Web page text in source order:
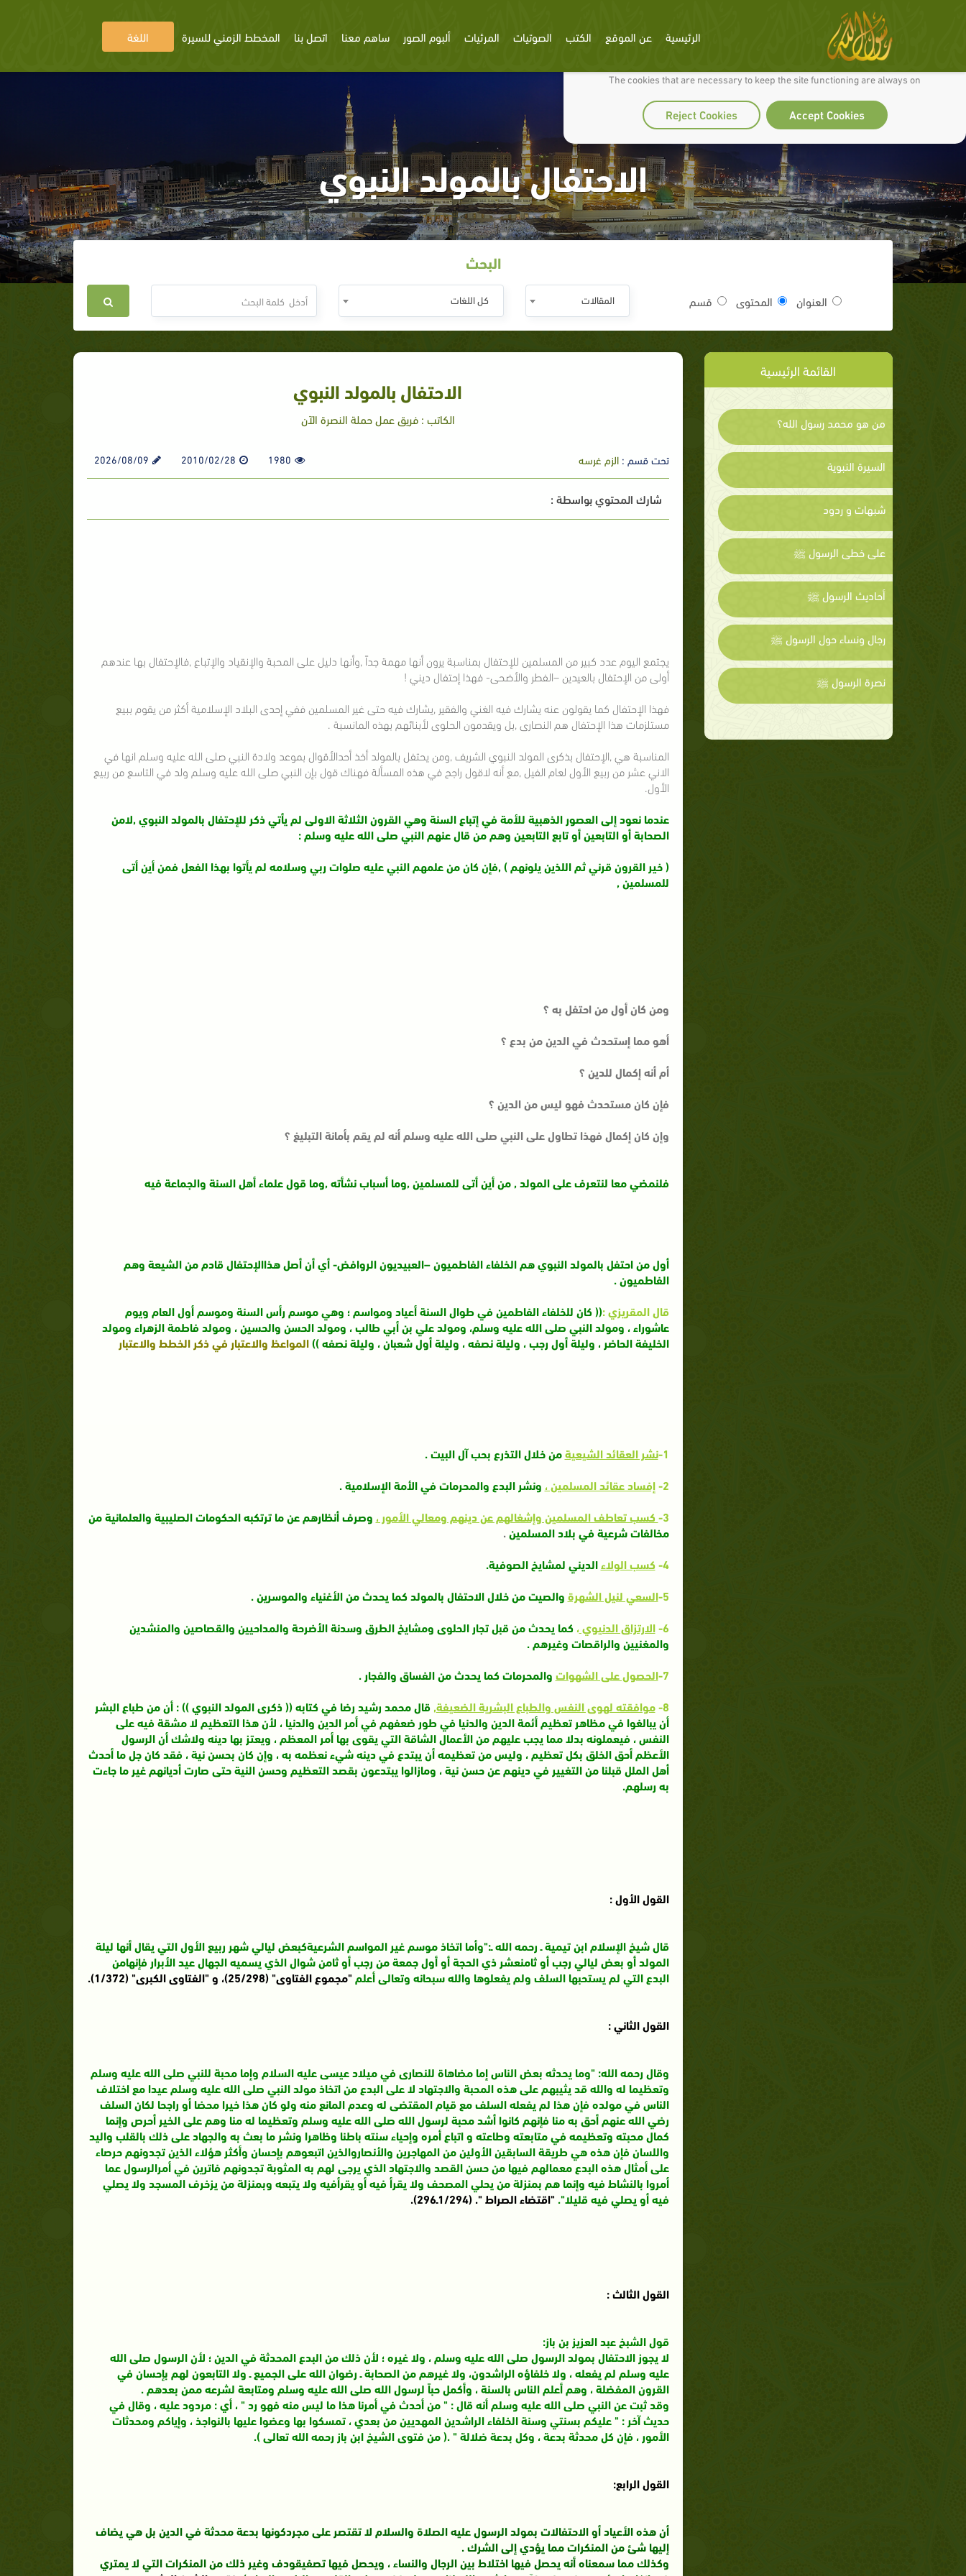
We use cookies to make our site work well for you and so we can continually improve it.
The cookies that are necessary to keep the site functioning are always on
Accept Cookies
Reject Cookies
الرئيسية عن الموقع الكتب الصوتيات المرئيات ألبوم الصور ساهم معنا اتصل بنا المخطط الزمني للسيرة اللغة
الاحتفال بالمولد النبوي
البحث
العنوان المحتوى قسم المقالات كل اللغات
القائمة الرئيسية
من هو محمد رسول الله؟
السيرة النبوية
شبهات و ردود
على خطى الرسول ﷺ
أحاديث الرسول ﷺ
رجال ونساء حول الرسول ﷺ
نصرة الرسول ﷺ
الاحتفال بالمولد النبوي
الكاتب : فريق عمل حملة النصرة الآن
تحت قسم :الزم غرسه 1980
2010/02/28
2026/08/09
شارك المحتوي بواسطة :
يجتمع اليوم عدد كبير من المسلمين للإحتفال بمناسبة يرون أنها مهمة جداً ,وأنها دليل على المحبة والإنقياد والإتباع ,فالإحتفال بها عندهم
أولى من الإحتفال بالعيدين –الفطر والأضحى- فهذا إحتفال ديني !
فهذا الإحتفال كما يقولون عنه يشارك فيه الغني والفقير ,يشارك فيه حتى غير المسلمين ففي إحدى البلاد الإسلامية أكثر من يقوم ببيع
مستلزمات هذا الإحتفال هم النصارى ,بل ويقدمون الحلوى لأبنائهم بهذه المانسبة .
المناسبة هي ,الإحتفال بذكرى المولد النبوي الشريف ,ومن يحتفل بالمولد أخذ أحدالأقوال بموعد ولادة النبي صلى الله عليه وسلم انها في
الاني عشر من ربيع الأول لعام الفيل ,مع أنه لاقول راجح في هذه المسألة فهناك قول بإن النبي صلى الله عليه وسلم ولد في التاسع من ربيع
الأول.
عندما نعود إلى العصور الذهبية للأمة في إتباع السنة وهي القرون الثلاثة الاولى لم يأتي ذكر للإحتفال بالمولد النبوي ,لامن
الصحابة أو التابعين أو تابع التابعين وهم من قال عنهم النبي صلى الله عليه وسلم :
( خير القرون قرني ثم اللذين يلونهم ) ,فإن كان من علمهم النبي عليه صلوات ربي وسلامه لم يأتوا بهذا الفعل فمن أين أتى
للمسلمين ,
ومن كان أول من احتفل به ؟
أهو مما إستحدث في الدين من بدع ؟
أم أنه إكمال للدين ؟
فإن كان مستحدث فهو ليس من الدين ؟
وإن كان إكمال فهذا تطاول على النبي صلى الله عليه وسلم أنه لم يقم بأمانة التبليغ ؟
فلنمضي معا لنتعرف على المولد , من أين أتى للمسلمين ,وما أسباب نشأته ,وما قول علماء أهل السنة والجماعة فيه
أول من احتفل بالمولد النبوي هم الخلفاء الفاطميون –العبيديون الروافض- أي أن أصل هذاالإحتفال قادم من الشيعة وهم
الفاطميون .
قال المقريزي :(( كان للخلفاء الفاطمين في طوال السنة أعياد ومواسم ؛ وهي موسم رأس السنة وموسم أول العام ويوم
عاشوراء ، ومولد النبي صلى الله عليه وسلم، ومولد علي بن أبي طالب ، ومولد الحسن والحسين ، ومولد فاطمة الزهراء ومولد
الخليفة الحاضر ، وليلة أول رجب ، وليلة نصفه ، وليلة أول شعبان ، وليلة نصفه ))المواعظ والاعتبار في ذكر الخطط والاعتبار
1- نشر العقائد الشيعيةمن خلال التذرع بحب آل البيت .
2- إفساد عقائد المسلمين ، ونشر البدع والمحرمات في الأمة الإسلامية .
3- كسب تعاطف المسلمين وإشغالهم عن دينهم ومعالي الأمور ، وصرف أنظارهم عن ما ترتكبه الحكومات الصليبية والعلمانية من
مخالفات شرعية في بلاد المسلمين.
4- كسب الولاءالديني لمشايخ الصوفية.
5- السعي لنيل الشهرة والصيت من خلال الاحتفال بالمولد كما يحدث من الأغنياء والموسرين .
6- الارتزاق الدنيوي ،كما يحدث من قبل تجار الحلوى ومشايخ الطرق وسدنة الأضرحة والمداحيين والقصاصين والمنشدين
والمغنيين والراقصات وغيرهم .
7- الحصول على الشهوات والمحرمات كما يحدث من الفساق والفجار .
8- موافقته لهوى النفس والطباع البشرية الضعيفة, قال محمد رشيد رضا في كتابه (( ذكرى المولد النبوي )) : أن من طباع البشر
أن يبالغوا في مظاهر تعظيم أئمة الدين والدنيا في طور ضعفهم في أمر الدين والدنيا ، لأن هذا التعظيم لا مشقة فيه على
النفس ، فيعملونه بدلا مما يجب عليهم من الأعمال الشاقة التي يقوى بها أمر المعظم ، ويعتز بها دينه ولاشك أن الرسول
الأعظم أحق الخلق بكل تعظيم ، وليس من تعظيمه أن يبتدع في دينه شيء نعظمه به ، وإن كان بحسن نية ، فقد كان جل ما أحدث
أهل الملل قبلنا من التغيير في دينهم عن حسن نية ، ومازالوا يبتدعون بقصد التعظيم وحسن النية حتى صارت أديانهم غير ما جاءت
به رسلهم.
القول الأول :
قال شيخ الإسلام ابن تيمية ـ رحمه الله ـ:"وأما اتخاذ موسم غير المواسم الشرعيةكبعض ليالي شهر ربيع الأول التي يقال أنها ليلة
المولد أو بعض ليالي رجب أو ثامنعشر ذي الحجة أو أول جمعة من رجب أو ثامن شوال الذي يسميه الجهال عيد الأبرار فإنهامن
البدع التي لم يستحبها السلف ولم يفعلوها والله سبحانه وتعالى أعلم "مجموع الفتاوى" (25/298)، و "الفتاوى الكبرى" (1/372).
القول الثاني :
وقال رحمه الله: "وما يحدثه بعض الناس إما مضاهاة للنصارى في ميلاد عيسى عليه السلام وإما محبة للنبي صلى الله عليه وسلم
وتعظيما له والله قد يثيبهم على هذه المحبة والاجتهاد لا على البدع من اتخاذ مولد النبي صلى الله عليه وسلم عيدا مع اختلاف
الناس في مولده فإن هذا لم يفعله السلف مع قيام المقتضى له وعدم المانع منه ولو كان هذا خيرا محضا أو راجحا لكان السلف
رضي الله عنهم أحق به منا فإنهم كانوا أشد محبة لرسول الله صلى الله عليه وسلم وتعظيما له منا وهم على الخير أحرص وإنما
كمال محبته وتعظيمه في متابعته وطاعته و اتباع أمره وإحياء سنته باطنا وظاهرا ونشر ما بعث به والجهاد على ذلك بالقلب واليد
واللسان فإن هذه هي طريقة السابقين الأولين من المهاجرين والأنصاروالذين اتبعوهم بإحسان وأكثر هؤلاء الذين تجدونهم حرصاء
على أمثال هذه البدع معمالهم فيها من حسن القصد والاجتهاد الذي يرجى لهم به المثوبة تجدونهم فاترين في أمرالرسول عما
أمروا بالنشاط فيه وإنما هم بمنزلة من يحلي المصحف ولا يقرأ فيه أو يقرأفيه ولا يتبعه وبمنزلة من يزخرف المسجد ولا يصلي
فيه أو يصلي فيه قليلا". "اقتضاء الصراط ". (1/294ـ296).
القول الثالث :
قول الشبخ عبد العزيز بن باز:
لا يجوز الاحتفال بمولد الرسول صلى الله عليه وسلم ، ولا غيره ؛ لأن ذلك من البدع المحدثة في الدين ؛ لأن الرسول صلى الله
عليه وسلم لم يفعله ، ولا خلفاؤه الراشدون، ولا غيرهم من الصحابة ـ رضوان الله على الجميع ـ ولا التابعون لهم بإحسان في
القرون المفضلة ، وهم أعلم الناس بالسنة ، وأكمل حباً لرسول الله صلى الله عليه وسلم ومتابعة لشرعه ممن بعدهم .
وقد ثبت عن النبي صلى الله عليه وسلم أنه قال : " من أحدث في أمرنا هذا ما ليس منه فهو رد " ، أي : مردود عليه ، وقال في
حديث آخر : " عليكم بسنتي وسنة الخلفاء الراشدين المهديين من بعدي ، تمسكوا بها وعضوا عليها بالنواجذ ، وإياكم ومحدثات
الأمور ، فإن كل محدثة بدعة ، وكل بدعة ضلالة " .( من فتوى الشيخ ابن باز رحمه الله تعالى ).
القول الرابع:
أن هذه الأعياد أو الاحتفالات بمولد الرسول عليه الصلاة والسلام لا تقتصر على مجردكونها بدعة محدثة في الدين بل هي يضاف
إليها شئ من المنكرات مما يؤدي إلى الشرك .
وكذلك مما سمعناه أنه يحصل فيها اختلاط بين الرجال والنساء ، ويحصل فيها تصفيقودف وغير ذلك من المنكرات التي لا يمتري